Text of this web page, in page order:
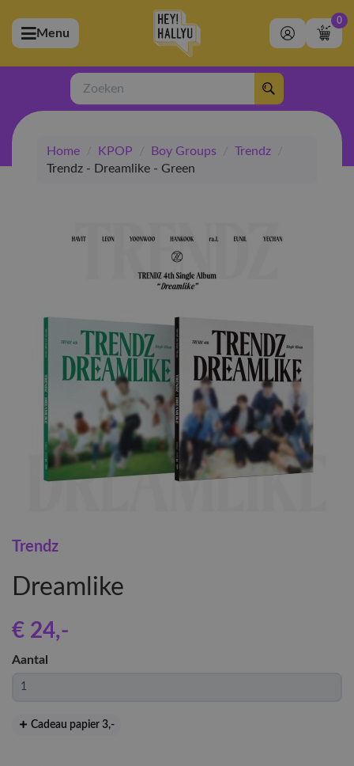
(Artiesten)
(Merchandise)
(Exclusive)
(Winkel)
Menu
0
Zoeken
Home / KPOP / Boy Groups / Trendz
/
Trendz - Dreamlike - Green
Trendz
Dreamlike
€ 24,-
Aantal
Cadeau papier 3,-